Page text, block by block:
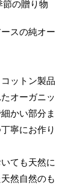
節の贈り物
スの純オー
ットン製品
オーガニッ
かい部分ま
寧にお作り
ても天然に
然自然のも